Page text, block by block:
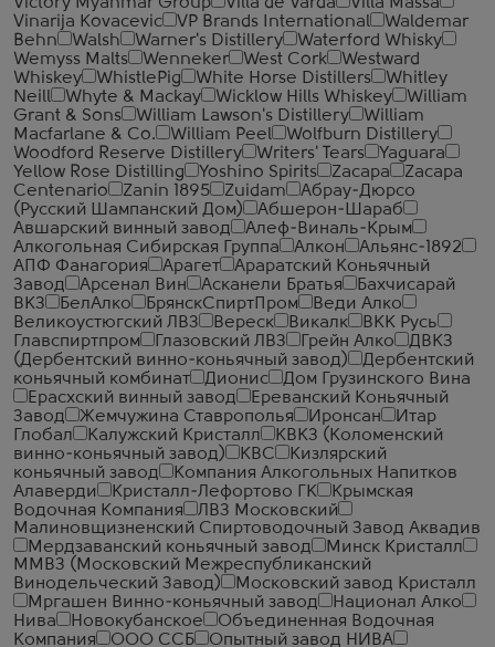
Vinarija Kovacevic
VP Brands International
Waldemar
Behn
Walsh Warner's Distillery
Waterford Whisky
Wemyss Malts
Wenneker West Cork
Westward
Whiskey
WhistlePig White Horse Distillers
Whitley
Neill
Whyte & Mackay Wicklow Hills Whiskey
William
Grant & Sons
William Lawson's Distillery
William
Macfarlane & Co.
William Peel
Wolfburn Distillery
Woodford Reserve Distillery
Writers' Tears
Yaguara
Yellow Rose Distilling
Yoshino Spirits Zacapa
Zacapa
Centenario
Zanin 1895 Zuidam
Абрау-Дюрсо
(Русский Шампанский Дом)
Абшерон-Шараб
Авшарский винный завод
Алеф-Виналь-Крым
Алкогольная Сибирская Группа
Алкон
Альянс-1892
АПФ Фанагория
Арагет
Араратский Коньячный
Завод
Арсенал Вин Асканели Братья
Бахчисарай
ВКЗ
БелАлко БрянскСпиртПром
Веди Алко
Великоустюгский ЛВЗ
Вереск Викалк
ВКК Русь
Главспиртпром
Глазовский ЛВЗ Грейн Алко
ДВКЗ
(Дербентский винно-коньячный завод)
Дербентский
коньячный комбинат
Дионис
Дом Грузинского Вина
Ерасхский винный завод
Ереванский Коньячный
Завод
Жемчужина Ставрополья Иронсан
Итар
Глобал
Калужский Кристалл
КВКЗ (Коломенский
винно-коньячный завод)
КВС
Кизлярский
коньячный завод
Компания Алкогольных Напитков
Алаверди
Кристалл-Лефортово ГК
Крымская
Водочная Компания
ЛВЗ Московский
Малиновщизненский Спиртоводочный Завод Аквадив
Мердзаванский коньячный завод
Минск Кристалл
ММВЗ (Московский Межреспубликанский
Винодельческий Завод)
Московский завод Кристалл
Мргашен Винно-коньячный завод
Национал Алко
Нива
Новокубанское
Объединенная Водочная
Компания
ООО ССБ
Опытный завод НИВА